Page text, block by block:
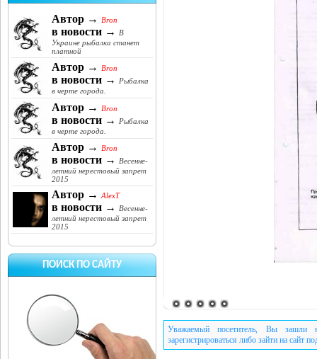
Автор → Bron
в новости →
В
Украине рыбалка станет
платной
Автор → Bron
в новости →
Рыбалка
в черте города.
Автор → Bron
в новости →
Рыбалка
в черте города.
Автор → Bron
в новости →
Весенне-
летний нерестовый запрет
2015
Автор → AlexT
в новости →
Весенне-
летний нерестовый запрет
2015
ПОИСК ПО САЙТУ
Уважаемый посетитель, Вы зашли
зарегистрироваться либо зайти на сайт